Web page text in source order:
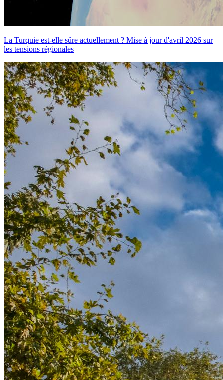
La Turquie est-elle sûre actuellement ? Mise à jour d'avril 2026 sur
les tensions régionales